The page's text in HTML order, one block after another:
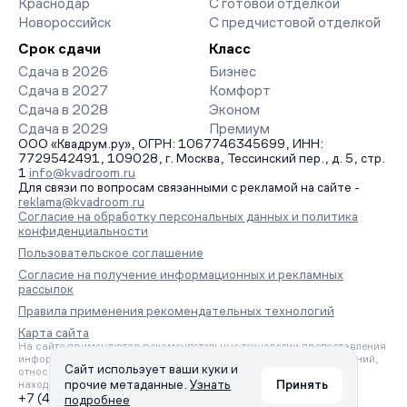
Краснодар
Новороссийск
С готовой отделкой
С предчистовой отделкой
Срок сдачи
Сдача в 2026
Сдача в 2027
Сдача в 2028
Сдача в 2029
Класс
Бизнес
Комфорт
Эконом
Премиум
ООО «Квадрум.ру», ОГРН: 1067746345699, ИНН:
7729542491, 109028, г. Москва, Тессинский пер., д. 5, стр.
1 info@kvadroom.ru
Для связи по вопросам связанными с рекламой на сайте -
reklama@kvadroom.ru
Согласие на обработку персональных данных и политика
конфиденциальности
Пользовательское соглашение
Согласие на получение информационных и рекламных
рассылок
Правила применения рекомендательных технологий
Карта сайта
На сайте применяются рекомендательные технологии предоставления
информации на основе сбора, систематизации и анализа сведений,
относящихся к предпочтениям пользователей сети «Интернет»,
находящихся на территории Российской Федерации.
+7 (495) 157-88-80
Сайт использует ваши куки и
прочие метаданные. Узнать
подробнее
Принять